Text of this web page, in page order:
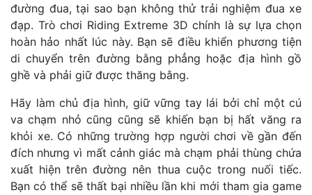
đường đua, tại sao bạn không thử trải nghiệm đua xe
đạp. Trò chơi Riding Extreme 3D chính là sự lựa chọn
hoàn hảo nhất lúc này. Bạn sẽ điều khiển phương tiện
di chuyển trên đường bằng phẳng hoặc địa hình gồ
ghề và phải giữ được thăng bằng.
Hãy làm chủ địa hình, giữ vững tay lái bởi chỉ một cú
va chạm nhỏ cũng cũng sẽ khiến bạn bị hất văng ra
khỏi xe. Có những trường hợp người chơi về gần đến
đích nhưng vì mất cảnh giác mà chạm phải thùng chứa
xuất hiện trên đường nên thua cuộc trong nuối tiếc.
Bạn có thể sẽ thất bại nhiều lần khi mới tham gia game